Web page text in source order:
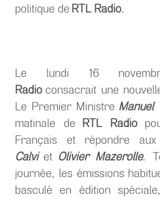
politique de RTL Radio.
Le lundi 16
Radio consacrait une
Le Premier Ministre Manuel
matinale de RTL Radio
Français et répondre aux
Calviet Olivier Mazerolle.
journée, les émissions
basculé en édition